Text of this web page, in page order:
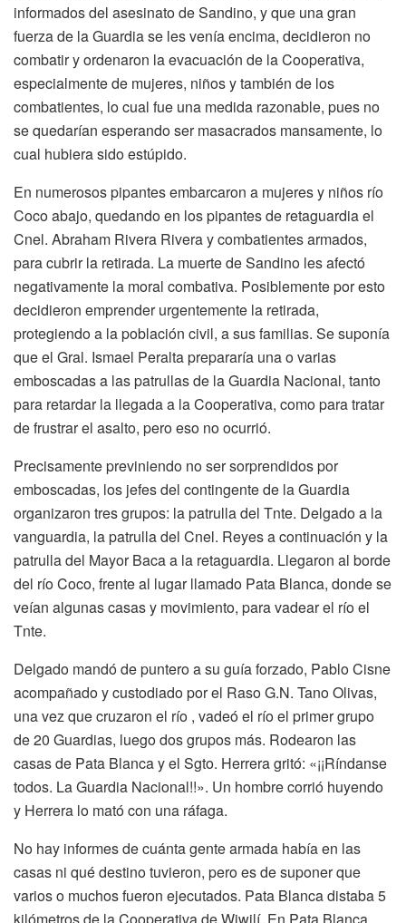
informados del asesinato de Sandino, y que una gran
fuerza de la Guardia se les venía encima, decidieron no
combatir y ordenaron la evacuación de la Cooperativa,
especialmente de mujeres, niños y también de los
combatientes, lo cual fue una medida razonable, pues no
se quedarían esperando ser masacrados mansamente, lo
cual hubiera sido estúpido.
En numerosos pipantes embarcaron a mujeres y niños río
Coco abajo, quedando en los pipantes de retaguardia el
Cnel. Abraham Rivera Rivera y combatientes armados,
para cubrir la retirada. La muerte de Sandino les afectó
negativamente la moral combativa. Posiblemente por esto
decidieron emprender urgentemente la retirada,
protegiendo a la población civil, a sus familias. Se suponía
que el Gral. Ismael Peralta prepararía una o varias
emboscadas a las patrullas de la Guardia Nacional, tanto
para retardar la llegada a la Cooperativa, como para tratar
de frustrar el asalto, pero eso no ocurrió.
Precisamente previniendo no ser sorprendidos por
emboscadas, los jefes del contingente de la Guardia
organizaron tres grupos: la patrulla del Tnte. Delgado a la
vanguardia, la patrulla del Cnel. Reyes a continuación y la
patrulla del Mayor Baca a la retaguardia. Llegaron al borde
del río Coco, frente al lugar llamado Pata Blanca, donde se
veían algunas casas y movimiento, para vadear el río el
Tnte.
Delgado mandó de puntero a su guía forzado, Pablo Cisne
acompañado y custodiado por el Raso G.N. Tano Olivas,
una vez que cruzaron el río , vadeó el río el primer grupo
de 20 Guardias, luego dos grupos más. Rodearon las
casas de Pata Blanca y el Sgto. Herrera gritó: «¡¡Ríndanse
todos. La Guardia Nacional!!». Un hombre corrió huyendo
y Herrera lo mató con una ráfaga.
No hay informes de cuánta gente armada había en las
casas ni qué destino tuvieron, pero es de suponer que
varios o muchos fueron ejecutados. Pata Blanca distaba 5
kilómetros de la Cooperativa de Wiwilí. En Pata Blanca